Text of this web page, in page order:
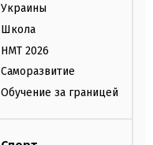
Украины
Школа
НМТ 2026
Саморазвитие
Обучение за границей